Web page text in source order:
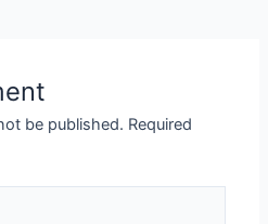
be published. Required